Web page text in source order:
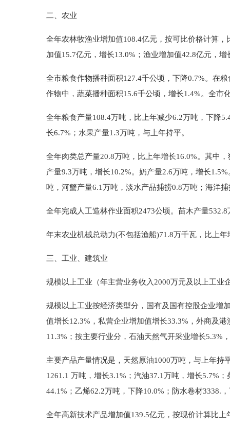
二、农业
全年农林牧渔业增加值108.4亿元，按可比价格计算
加值15.7亿元，增长13.0%；渔业增加值42.8亿元，
全市粮食作物播种面积127.4千公顷，下降0.7%。在
作物中，蔬菜播种面积15.6千公顷，增长1.4%。全市
全年粮食产量108.4万吨，比上年减少6.2万吨，下降
长6.7%；水果产量1.3万吨，与上年持平。
全年肉类总产量20.8万吨，比上年增长16.0%。其中
产量9.3万吨，增长10.2%。奶产量2.6万吨，增长
吨，河蟹产量6.1万吨，淡水产品捕捞0.8万吨；海洋
全年完成人工造林作业面积2473公顷。苗木产量532.8
年末农业机械总动力(不包括渔船)71.8万千瓦，比上年
三、工业、建筑业
规模以上工业（年主营业务收入2000万元及以上工业
规模以上工业按经济类型分，国有及国有控股企业增
值增长12.3%，私营企业增加值增长33.3%，外商及
11.3%；按主要行业分，石油天然气开采业增长5.3%
主要产品产量情况是，天然原油1000万吨，与上年持
1261.1 万吨，增长3.1%；汽油37.1万吨，增长5.7%
44.1%；乙烯62.2万吨，下降10.0%；防水卷材3338.
全年高新技术产品增加值139.5亿元，按现价计算比